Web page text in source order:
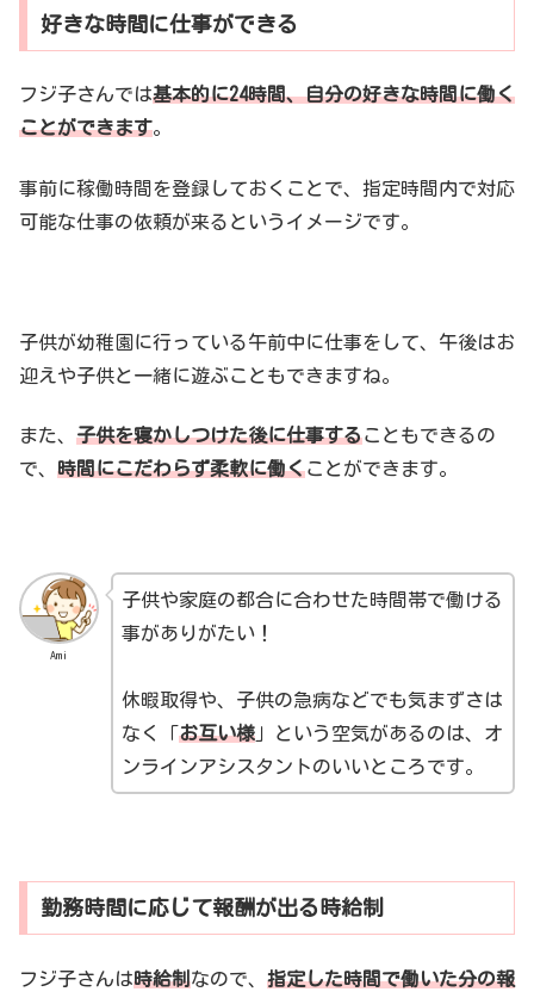
好きな時間に仕事ができる
フジ子さんでは基本的に24時間、自分の好きな時間に働く
ことができます。
事前に稼働時間を登録しておくことで、指定時間内で対応
可能な仕事の依頼が来るというイメージです。
子供が幼稚園に行っている午前中に仕事をして、午後はお
迎えや子供と一緒に遊ぶこともできますね。
また、 子供を寝かしつけた後に仕事することもできるの
で、 時間にこだわらず柔軟に働くことができます。
Ami
子供や家庭の都合に合わせた時間帯で働ける
事がありがたい！
休暇取得や、子供の急病などでも気まずさは
なく「お互い様」という空気があるのは、オ
ンラインアシスタントのいいところです。
勤務時間に応じて報酬が出る時給制
フジ子さんは時給制なので、 指定した時間で働いた分の報